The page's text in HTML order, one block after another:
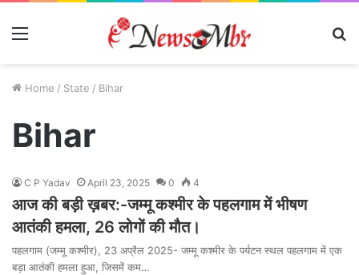
Menu
Home / State / Bihar
Bihar
C P Yadav April 23, 2025 0 4
आज की बड़ी ख़बर:-जम्मू कश्मीर के पहलगाम में भीषण
आतंकी हमला, 26 लोगों की मौत।
पहलगाम (जम्मू कश्मीर), 23 अप्रैल 2025- जम्मू कश्मीर के पर्यटन स्थल पहलगाम में एक
बड़ा आतंकी हमला हुआ, जिसमें कम…